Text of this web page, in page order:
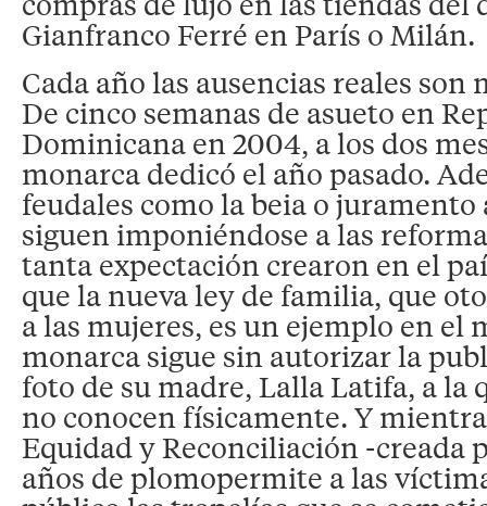
Gianfranco Ferré en París o Milán.
Cada año las ausencias reales son
De cinco semanas de asueto en
Dominicana en 2004, a los dos
monarca dedicó el año pasado.
feudales como la beia o
siguen imponiéndose a las
tanta expectación crearon en el
que la nueva ley de familia, que
a las mujeres, es un ejemplo en el
monarca sigue sin autorizar la
foto de su madre, Lalla Latifa, a la
no conocen físicamente. Y
Equidad y Reconciliación -creada
años de plomopermite a las